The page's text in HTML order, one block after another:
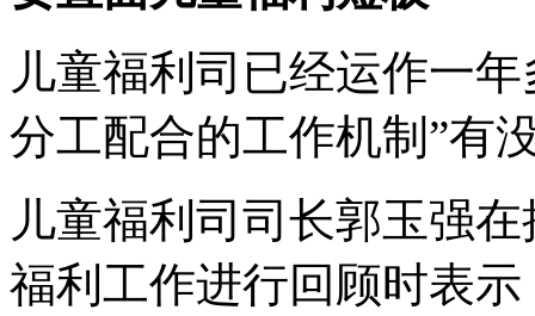
儿童福利司已经运作一
分工配合的工作机制”有
儿童福利司司长郭玉强
福利工作进行回顾时表